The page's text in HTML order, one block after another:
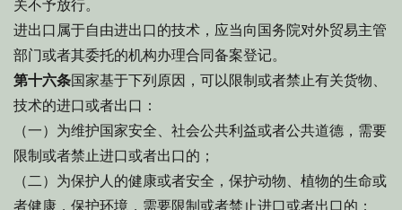
关不予放行。
进出口属于自由进出口的技术，应当向国务院对外贸易主管
部门或者其委托的机构办理合同备案登记。
第十六条国家基于下列原因，可以限制或者禁止有关货物、
技术的进口或者出口：
（一）为维护国家安全、社会公共利益或者公共道德，需要
限制或者禁止进口或者出口的；
（二）为保护人的健康或者安全，保护动物、植物的生命或
者健康，保护环境，需要限制或者禁止进口或者出口的；